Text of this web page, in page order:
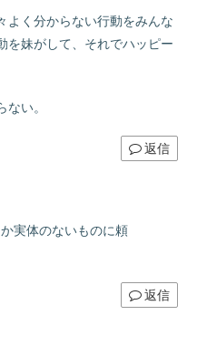
よく分からない行動をみんな
を妹がして、それでハッピー
い。
返信
実体のないものに頼
返信